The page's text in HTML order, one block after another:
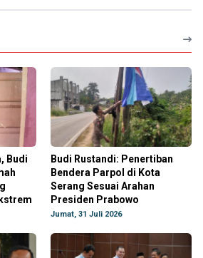
Budi
Budi Rustandi: Penertiban
Bendera Parpol di Kota
Serang Sesuai Arahan
Presiden Prabowo
Jumat, 31 Juli 2026